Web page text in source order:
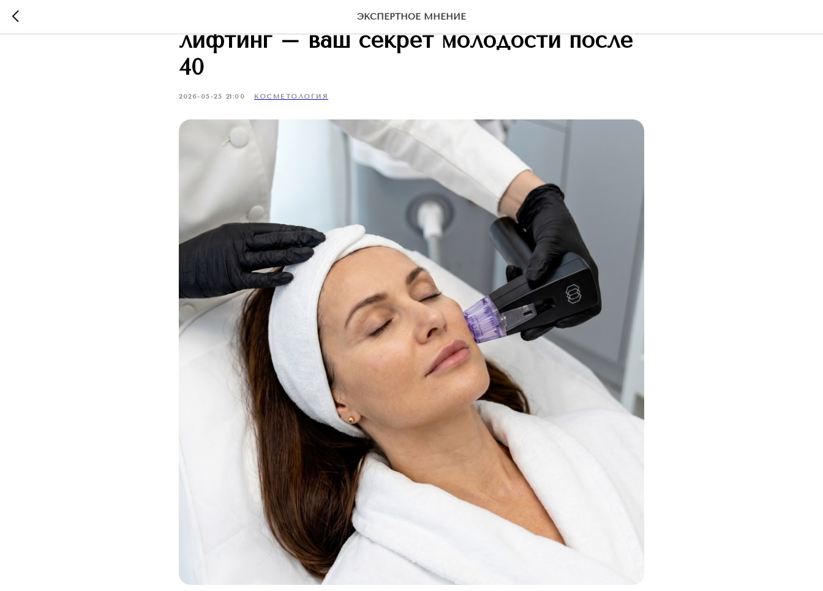
ЭКСПЕРТНОЕ МНЕНИЕ
Блефаропластика без хирургии: RF-
лифтинг – ваш секрет молодости после
40
2026-05-25 21:00 КОСМЕТОЛОГИЯ